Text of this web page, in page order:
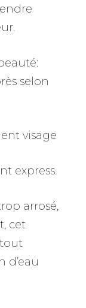
selon
visage
express.
arrosé,
cet
d’eau